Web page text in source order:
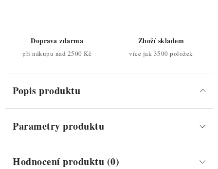
Doprava zdarma
při nákupu nad 2500 Kč
Zboží skladem
více jak 3500 položek
Popis produktu
Parametry produktu
Hodnocení produktu (0)